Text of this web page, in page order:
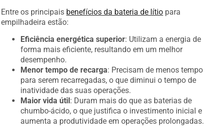
Entre os principais benefícios da bateria de lítio para
empilhadeira estão:
Eficiência energética superior: Utilizam a energia de
forma mais eficiente, resultando em um melhor
desempenho.
Menor tempo de recarga: Precisam de menos tempo
para serem recarregadas, o que diminui o tempo de
inatividade das suas operações.
Maior vida útil : Duram mais do que as baterias de
chumbo-ácido, o que justifica o investimento inicial e
aumenta a produtividade em operações prolongadas.